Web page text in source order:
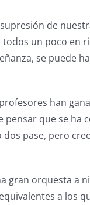
de
un poco en
se puede
han
pensar que se ha
pase, pero
gran orquesta a
a los